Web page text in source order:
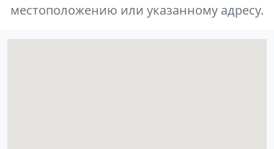
местоположению или указанному адресу.